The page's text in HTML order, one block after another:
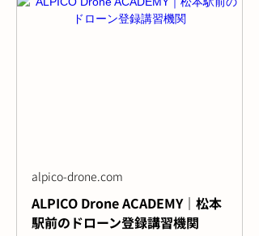
alpico-drone.com
ALPICO Drone ACADEMY｜松本
駅前のドローン登録講習機関